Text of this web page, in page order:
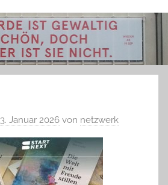
Januar 2026 von netzwerk